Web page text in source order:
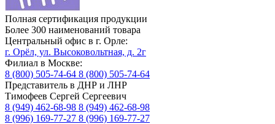
Полная сертификация продукции
Более 300 наименований товара
Центральный офис в г. Орле:
г. Орёл, ул. Высоковольтная, д. 2г
Филиал в Москве:
8 (800) 505-74-64 8 (800) 505-74-64
Представитель в ДНР и ЛНР
Тимофеев Сергей Сергеевич
8 (949) 462-68-98 8 (949) 462-68-98
8 (996) 169-77-27 8 (996) 169-77-27